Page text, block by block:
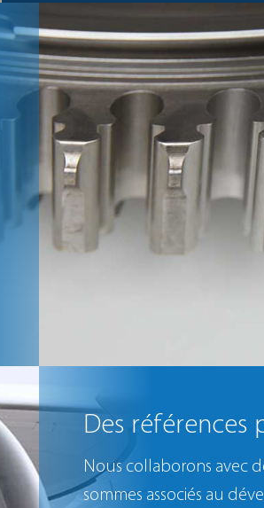
Des références
Nous collaborons avec
sommes associés au